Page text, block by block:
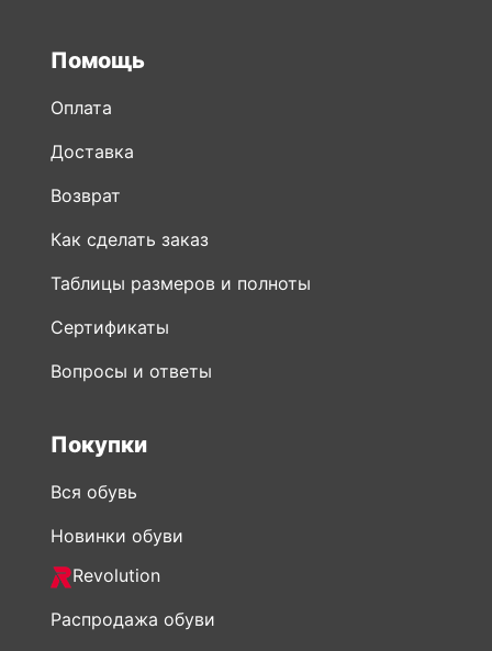
Помощь
Оплата
Доставка
Возврат
Как сделать заказ
Таблицы размеров и полноты
Сертификаты
Вопросы и ответы
Покупки
Вся обувь
Новинки обуви
Revolution
Распродажа обуви